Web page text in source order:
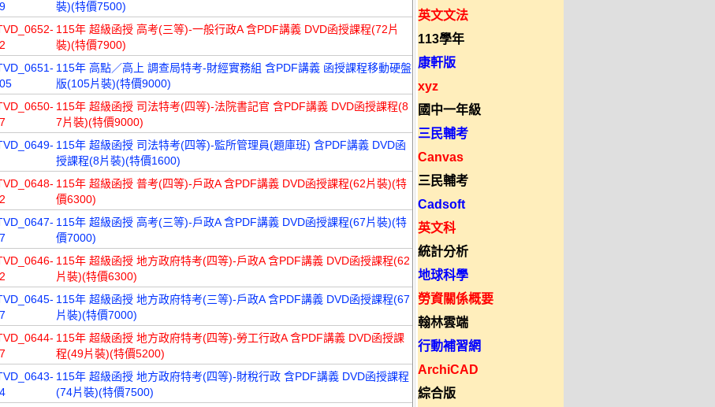
裝)(特價7500)
115年 超級函授 高考(三等)-一般行政A 含PDF講義 DVD函授課程(72片
裝)(特價7900)
115年 高點／高上 調查局特考-財經實務組 含PDF講義 函授課程移動硬盤
版(105片裝)(特價9000)
115年 超級函授 司法特考(四等)-法院書記官 含PDF講義 DVD函授課程(8
7片裝)(特價9000)
115年 超級函授 司法特考(四等)-監所管理員(題庫班) 含PDF講義 DVD函
授課程(8片裝)(特價1600)
115年 超級函授 普考(四等)-戶政A 含PDF講義 DVD函授課程(62片裝)(特
價6300)
115年 超級函授 高考(三等)-戶政A 含PDF講義 DVD函授課程(67片裝)(特
價7000)
115年 超級函授 地方政府特考(四等)-戶政A 含PDF講義 DVD函授課程(62
片裝)(特價6300)
115年 超級函授 地方政府特考(三等)-戶政A 含PDF講義 DVD函授課程(67
片裝)(特價7000)
115年 超級函授 地方政府特考(四等)-勞工行政A 含PDF講義 DVD函授課
程(49片裝)(特價5200)
115年 超級函授 地方政府特考(四等)-財稅行政 含PDF講義 DVD函授課程
(74片裝)(特價7500)
英文文法
113學年
康軒版
xyz
國中一年級
三民輔考
Canvas
三民輔考
Cadsoft
英文科
統計分析
地球科學
勞資關係概要
翰林雲端
行動補習網
ArchiCAD
綜合版